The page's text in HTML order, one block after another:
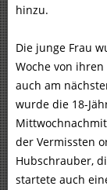
hinzu.
Die junge Frau
Woche von
auch am
wurde die 18-
der Vermissten
Hubschrauber,
startete auch